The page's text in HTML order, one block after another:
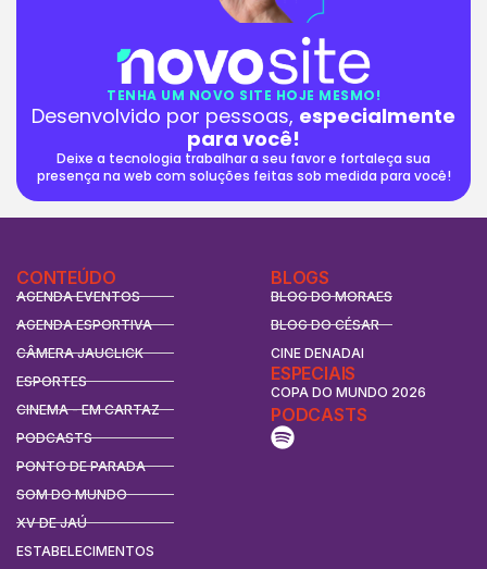
TENHA UM NOVO SITE HOJE MESMO!
Desenvolvido por pessoas, especialmente
para você!
Deixe a tecnologia trabalhar a seu favor e fortaleça sua
presença na web com soluções feitas sob medida para você!
CONTEÚDO
AGENDA EVENTOS
AGENDA ESPORTIVA
CÂMERA JAUCLICK
ESPORTES
CINEMA - EM CARTAZ
PODCASTS
PONTO DE PARADA
SOM DO MUNDO
XV DE JAÚ
ESTABELECIMENTOS
BLOGS
BLOG DO MORAES
BLOG DO CÉSAR
CINE DENADAI
ESPECIAIS
COPA DO MUNDO 2026
PODCASTS